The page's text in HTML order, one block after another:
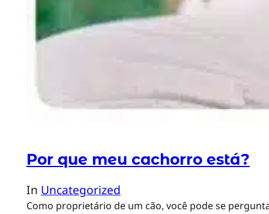
Por que meu cachorro está?
In Uncategorized
Como proprietário de um cão, você pode se